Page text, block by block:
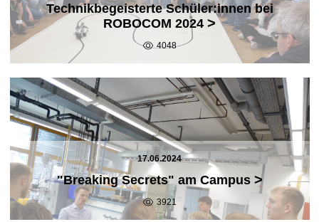
Technikbegeisterte Schüler:innen bei
ROBOCOM 2024 >
4048
17.06.2024
"Breaking Secrets" am Campus >
3921